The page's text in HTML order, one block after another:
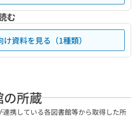
む
け資料を見る（1種類）
所蔵
携している各図書館等から取得した所